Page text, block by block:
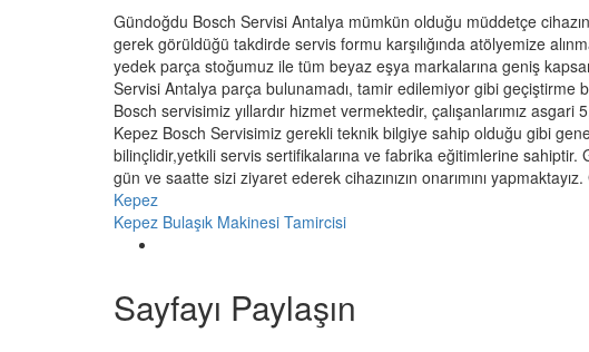
Gündoğdu Bosch Servisi Antalya mümkün olduğu müddetçe
gerek görüldüğü takdirde servis formu karşılığında atölyemize
yedek parça stoğumuz ile tüm beyaz eşya markalarına geniş
Servisi Antalya parça bulunamadı, tamir edilemiyor gibi geçiştirme
Bosch servisimiz yıllardır hizmet vermektedir, çalışanlarımız
Kepez Bosch Servisimiz gerekli teknik bilgiye sahip olduğu gibi
bilinçlidir,yetkili servis sertifikalarına ve fabrika eğitimlerine
gün ve saatte sizi ziyaret ederek cihazınızın onarımını
Kepez
Kepez Bulaşık Makinesi Tamircisi
Sayfayı Paylaşın